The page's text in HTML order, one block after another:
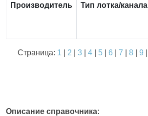
Производитель Тип лотка/канала
Страница: 1 2 3| 4| 5| 6 7 8| 9
Описание справочника: